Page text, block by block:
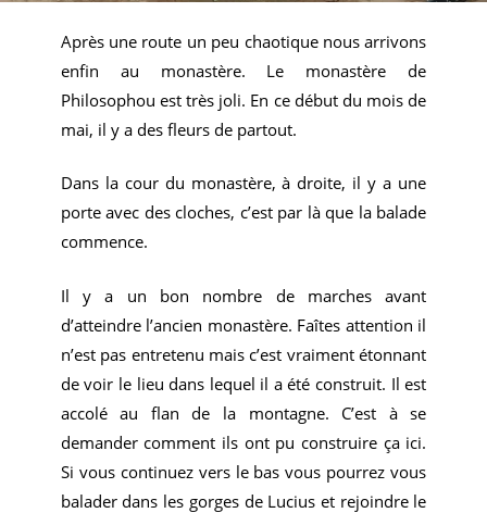
Après une route un peu chaotique nous arrivons
enfin au monastère. Le monastère de
Philosophou est très joli. En ce début du mois de
mai, il y a des fleurs de partout.
Dans la cour du monastère, à droite, il y a une
porte avec des cloches, c’est par là que la balade
commence.
Il y a un bon nombre de marches avant
d’atteindre l’ancien monastère. Faîtes attention il
n’est pas entretenu mais c’est vraiment étonnant
de voir le lieu dans lequel il a été construit. Il est
accolé au flan de la montagne. C’est à se
demander comment ils ont pu construire ça ici.
Si vous continuez vers le bas vous pourrez vous
balader dans les gorges de Lucius et rejoindre le